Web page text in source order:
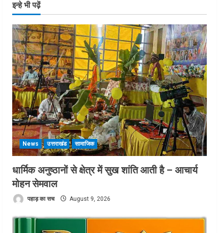
इन्हे भी पढ़ें
News उत्तराखंड सामाजिक
धार्मिक अनुष्ठानों से क्षेत्र में सुख शांति आती है – आचार्य
मोहन सेमवाल
पहाड़ का सच August 9, 2026